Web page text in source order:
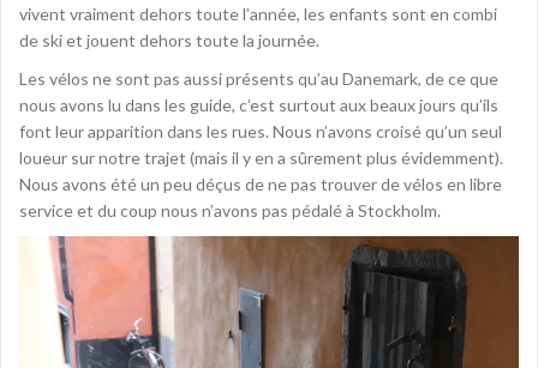
vivent vraiment dehors toute l’année, les enfants sont en combi
de ski et jouent dehors toute la journée.
Les vélos ne sont pas aussi présents qu’au Danemark, de ce que
nous avons lu dans les guide, c’est surtout aux beaux jours qu’ils
font leur apparition dans les rues. Nous n’avons croisé qu’un seul
loueur sur notre trajet (mais il y en a sûrement plus évidemment).
Nous avons été un peu déçus de ne pas trouver de vélos en libre
service et du coup nous n’avons pas pédalé à Stockholm.